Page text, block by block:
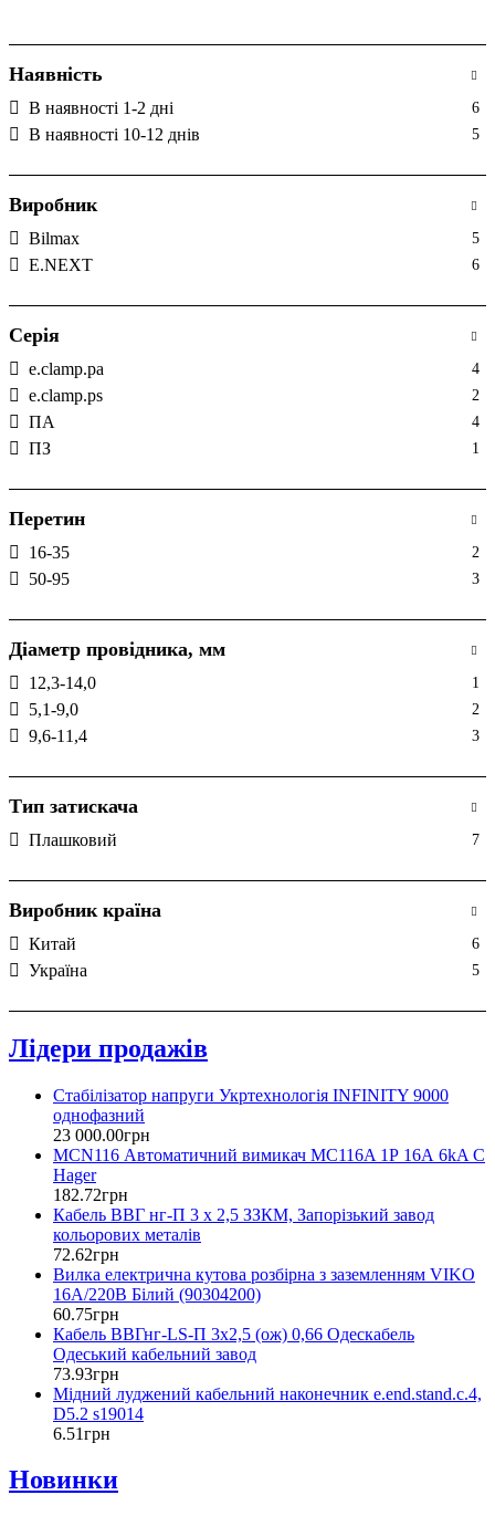
Наявність
В наявності 1-2 дні 6
В наявності 10-12 днів 5
Виробник
Bilmax 5
E.NEXT 6
Серія
e.clamp.pa 4
e.clamp.ps 2
ПА 4
ПЗ 1
Перетин
16-35 2
50-95 3
Діаметр провідника, мм
12,3-14,0 1
5,1-9,0 2
9,6-11,4 3
Тип затискача
Плашковий 7
Виробник країна
Китай 6
Україна 5
Лідери продажів
Стабілізатор напруги Укртехнологія INFINITY 9000
однофазний
23 000.00грн
MCN116 Автоматичний вимикач MC116A 1Р 16А 6kA C
Hager
182.72грн
Кабель ВВГ нг-П 3 х 2,5 ЗЗКМ, Запорізький завод
кольорових металів
72.62грн
Вилка електрична кутова розбірна з заземленням VIKO
16А/220В Білий (90304200)
60.75грн
Кабель ВВГнг-LS-П 3х2,5 (ож) 0,66 Одескабель
Одеський кабельний завод
73.93грн
Мідний луджений кабельний наконечник e.end.stand.c.4,
D5.2 s19014
6.51грн
Новинки